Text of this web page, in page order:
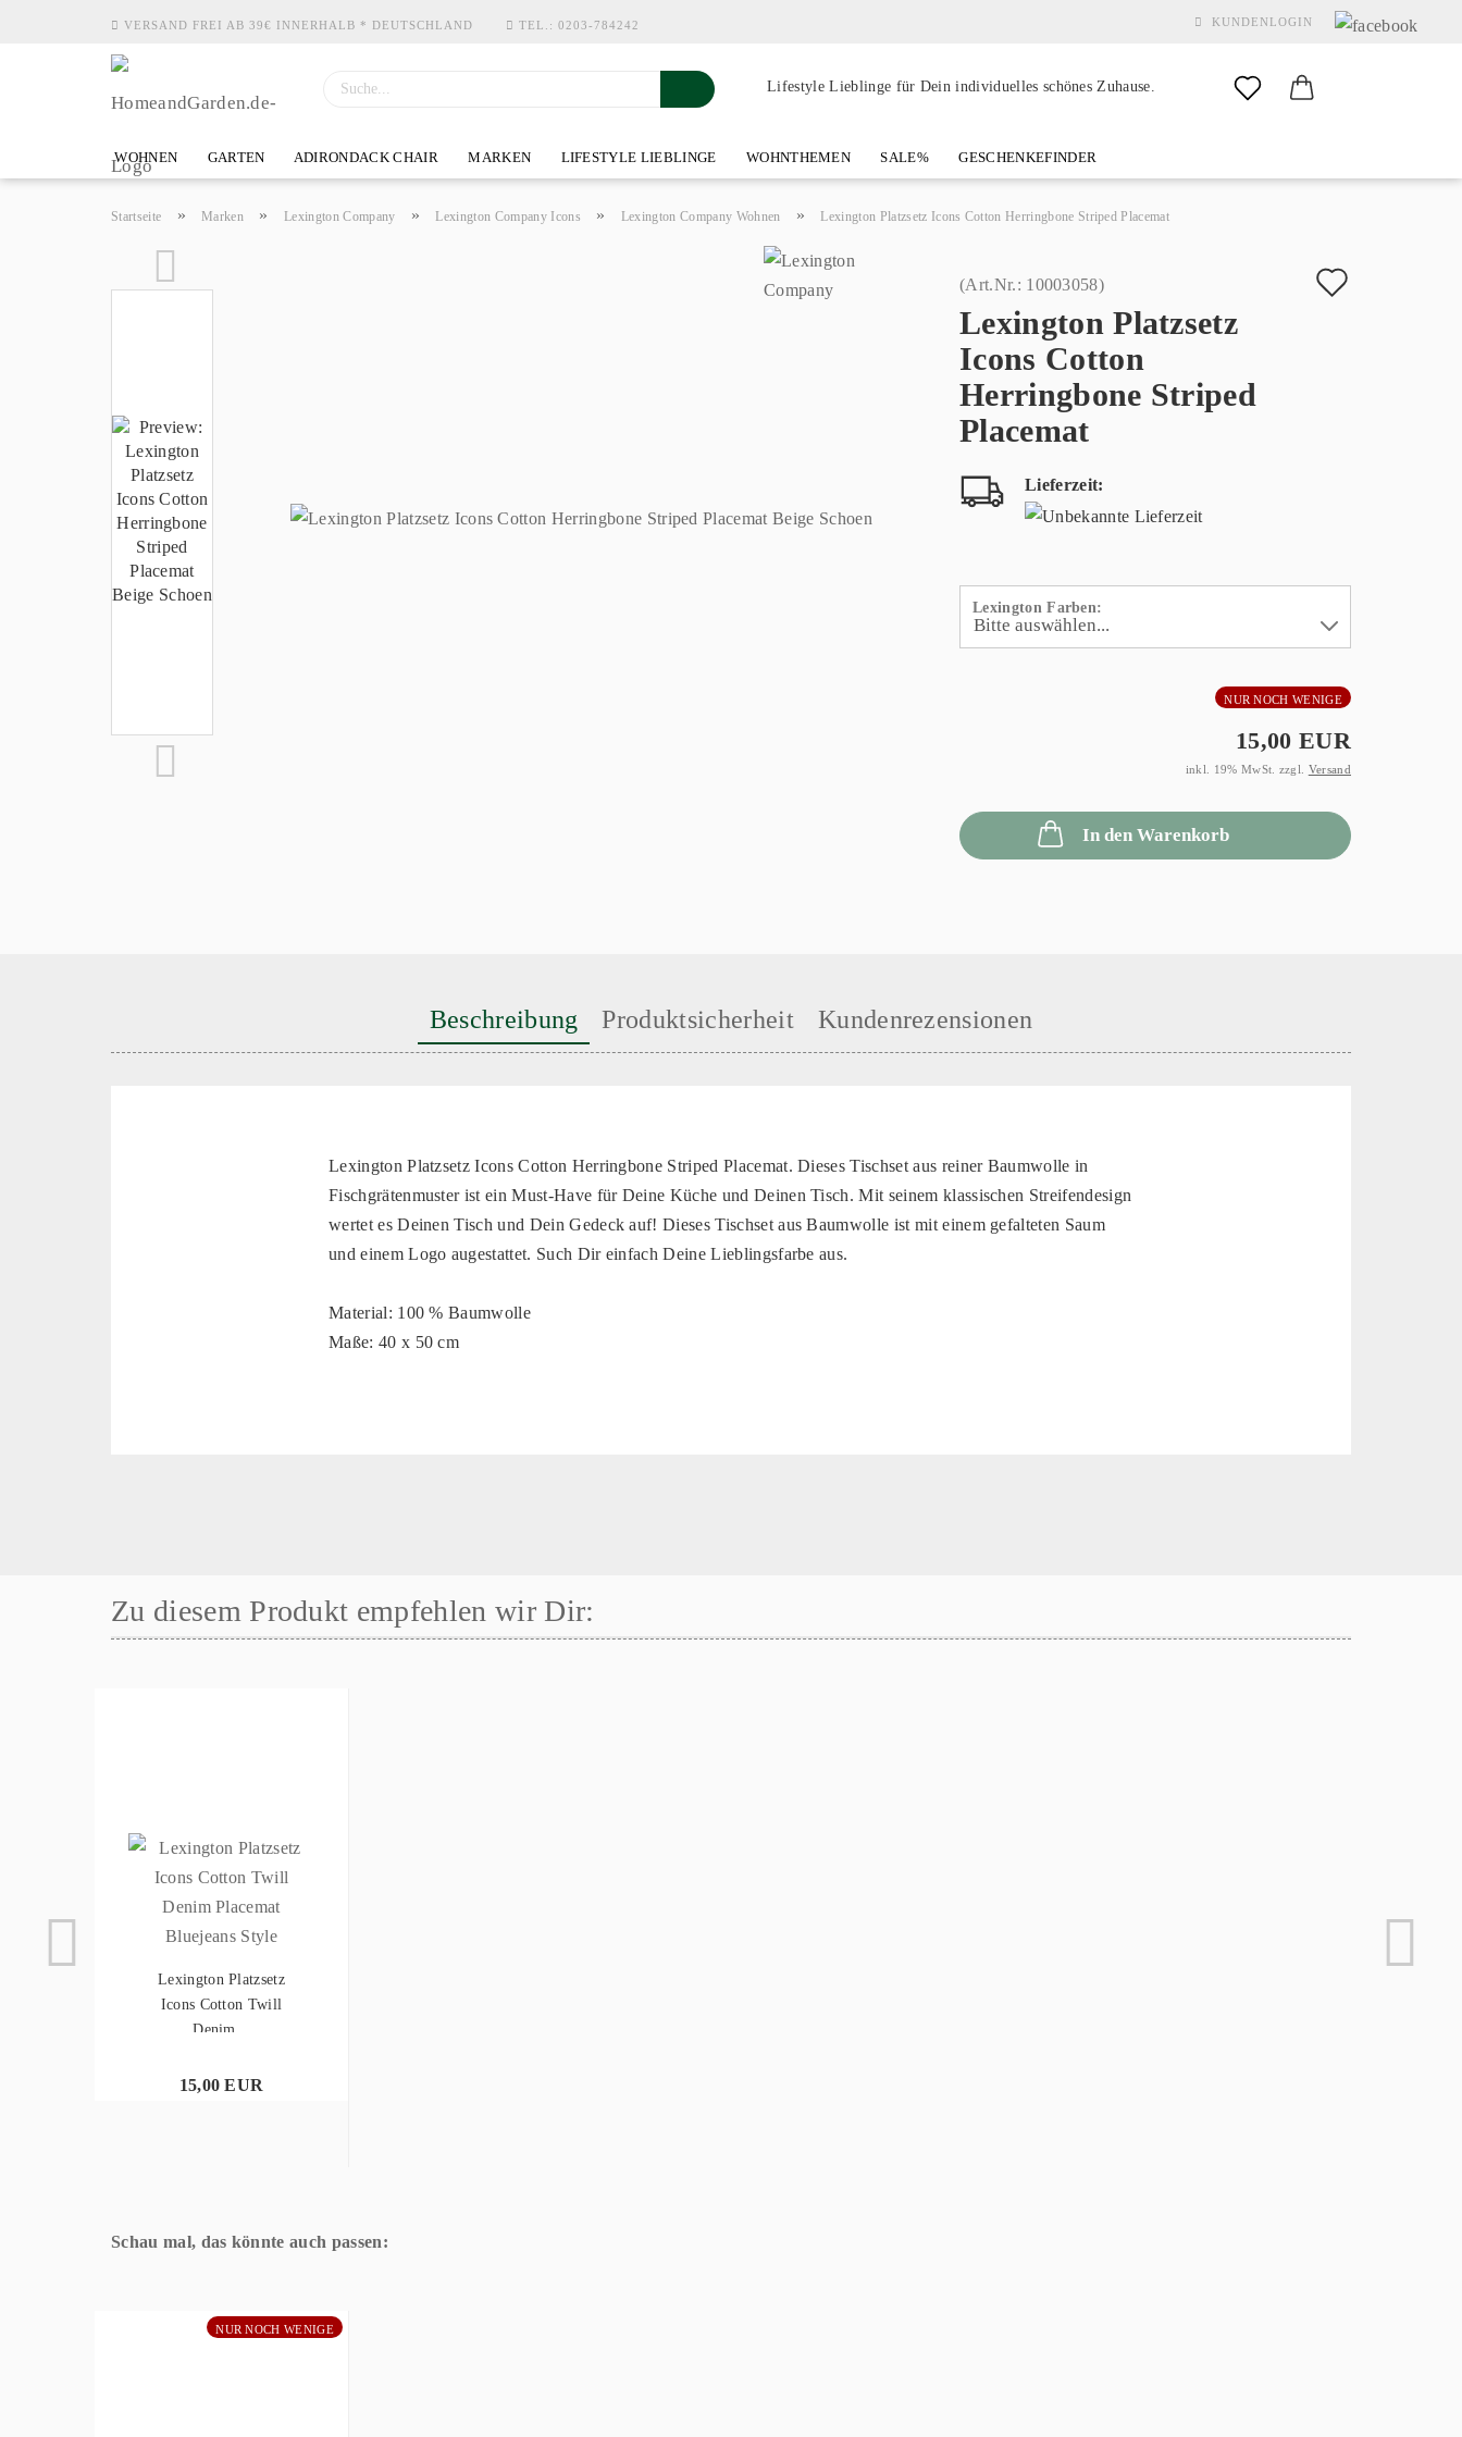
KUNDENLOGIN
Konto erstellen
VERSAND FREI AB 39€ INNERHALB * DEUTSCHLAND TEL.: 0203-784242
Lifestyle Lieblinge für Dein individuelles schönes Zuhause.
WOHNEN GARTEN ADIRONDACK CHAIR MARKEN LIFESTYLE LIEBLINGE WOHNTHEMEN SALE% GESCHENKEFINDER
Startseite » Marken » Lexington Company » Lexington Company Icons » Lexington Company Wohnen » Lexington Platzsetz Icons Cotton Herringbone Striped Placemat
(Art.Nr.: 10003058)
Lexington Platzsetz
Icons Cotton
Herringbone Striped
Placemat
Lieferzeit:
Lexington Farben:
NUR NOCH WENIGE
15,00 EUR
inkl. 19% MwSt. zzgl. Versand
In den Warenkorb
Beschreibung Produktsicherheit Kundenrezensionen
Lexington Platzsetz Icons Cotton Herringbone Striped Placemat. Dieses Tischset aus reiner Baumwolle in
Fischgrätenmuster ist ein Must-Have für Deine Küche und Deinen Tisch. Mit seinem klassischen Streifendesign
wertet es Deinen Tisch und Dein Gedeck auf! Dieses Tischset aus Baumwolle ist mit einem gefalteten Saum
und einem Logo augestattet. Such Dir einfach Deine Lieblingsfarbe aus.
Material: 100 % Baumwolle
Maße: 40 x 50 cm
Zu diesem Produkt empfehlen wir Dir:
Lexington Platzsetz
Icons Cotton Twill
Denim...
15,00 EUR
Schau mal, das könnte auch passen:
NUR NOCH WENIGE